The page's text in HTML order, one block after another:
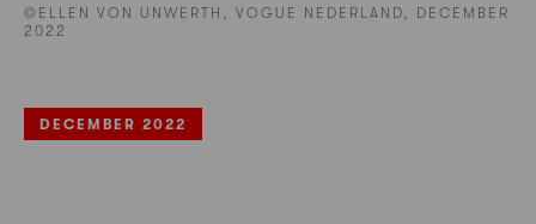
©ELLEN VON UNWERTH, VOGUE NEDERLAND, DECEMBER
2022
DECEMBER 2022